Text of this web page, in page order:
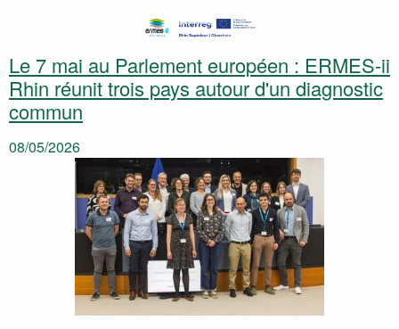
Le 7 mai au Parlement européen : ERMES-ii
Rhin réunit trois pays autour d'un diagnostic
commun
08/05/2026